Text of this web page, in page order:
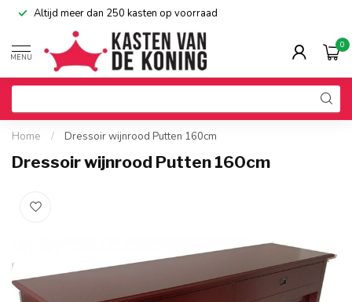
Altijd meer dan 250 kasten op voorraad
MENU
0
Home / Dressoir wijnrood Putten 160cm
Dressoir wijnrood Putten 160cm